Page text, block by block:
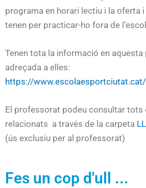
programa en horari lectiu i la oferta
tenen per practicar-ho fora de
Tenen tota la informació en aquesta
adreçada a elles:
https://
El professorat podeu consultar tots
relacionats a través de la carpeta
(ús exclusiu per al professorat)
Fes un cop d'ull ...